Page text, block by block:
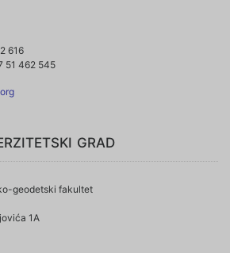
616
51 462 545
grad
geodetski fakultet
1A